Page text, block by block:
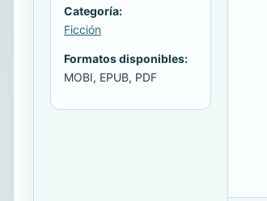
Categoría:
Ficción
Formatos disponibles:
MOBI, EPUB, PDF